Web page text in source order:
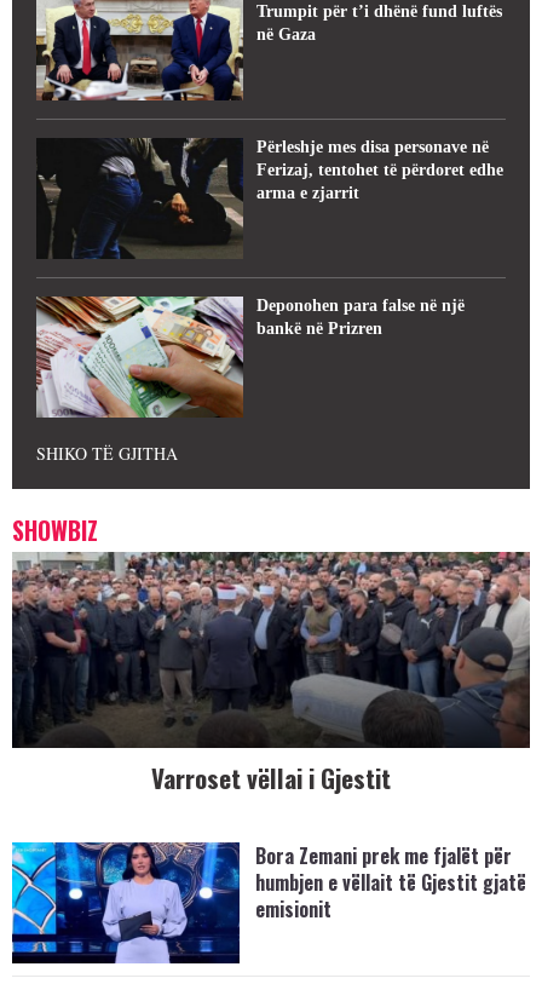
Trumpit për t’i dhënë fund luftës
në Gaza
Përleshje mes disa personave në
Ferizaj, tentohet të përdoret edhe
arma e zjarrit
Deponohen para false në një
bankë në Prizren
SHIKO TË GJITHA
SHOWBIZ
Varroset vëllai i Gjestit
Bora Zemani prek me fjalët për
humbjen e vëllait të Gjestit gjatë
emisionit